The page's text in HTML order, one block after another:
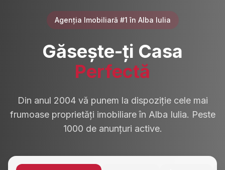
Agenția Imobiliară #1 în Alba Iulia
Găsește-ți Casa
Perfectă
Din anul 2004 vă punem la dispoziție cele mai
frumoase proprietăți imobiliare în Alba Iulia. Peste
1000 de anunțuri active.